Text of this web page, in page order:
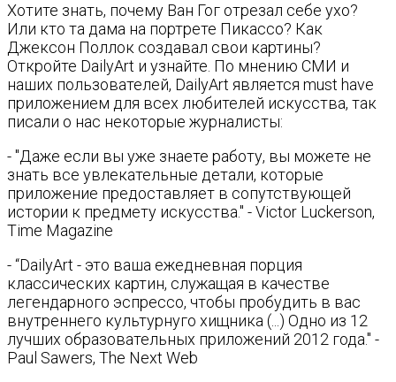
Хотите знать, почему Ван Гог отрезал себе ухо?
Или кто та дама на портрете Пикассо? Как
Джексон Поллок создавал свои картины?
Откройте DailyArt и узнайте. По мнению СМИ и
наших пользователей, DailyArt является must have
приложением для всех любителей искусства, так
писали о нас некоторые журналисты:
- "Даже если вы уже знаете работу, вы можете не
знать все увлекательные детали, которые
приложение предоставляет в сопутствующей
истории к предмету искусства." - Victor Luckerson,
Time Magazine
- “DailyArt - это ваша ежедневная порция
классических картин, служащая в качестве
легендарного эспрессо, чтобы пробудить в вас
внутреннего культурнуго хищника (...) Одно из 12
лучших образовательных приложений 2012 года." -
Paul Sawers, The Next Web